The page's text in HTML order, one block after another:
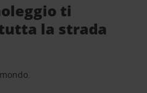
ti
la strada